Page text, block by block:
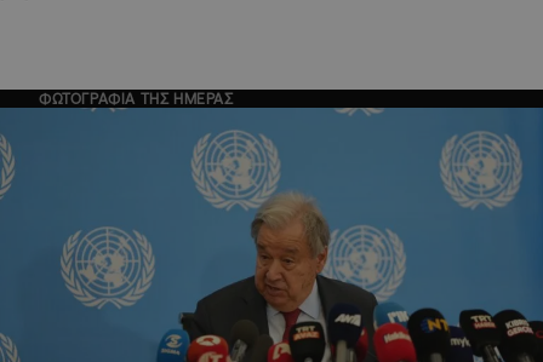
ΦΩΤΟΓΡΑΦΙΑ ΤΗΣ ΗΜΕΡΑΣ